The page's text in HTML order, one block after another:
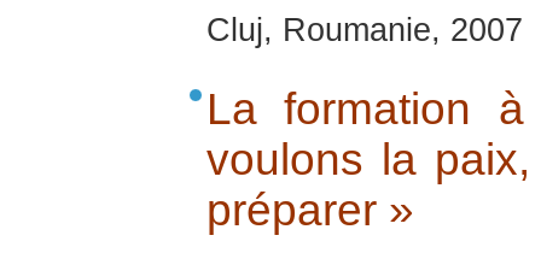
Cluj, Roumanie, 2007
La formation
voulons la
préparer »